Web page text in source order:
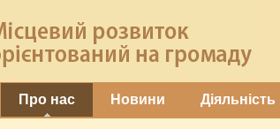
Про нас Новини Діяльність